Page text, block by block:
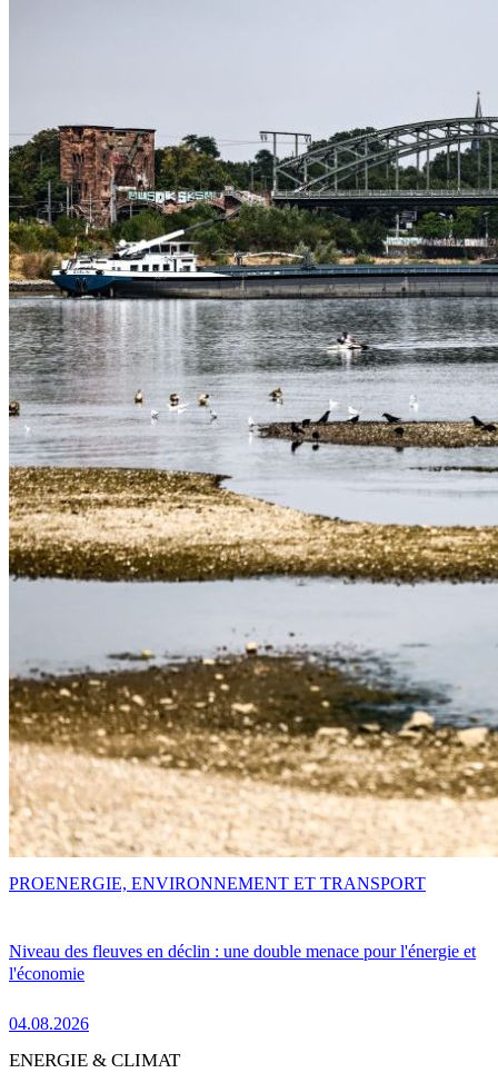
Niveau des fleuves en déclin : une double menace pour l'énergie et
l'économie
04.08.2026
PROENERGIE, ENVIRONNEMENT ET TRANSPORT
ENERGIE & CLIMAT